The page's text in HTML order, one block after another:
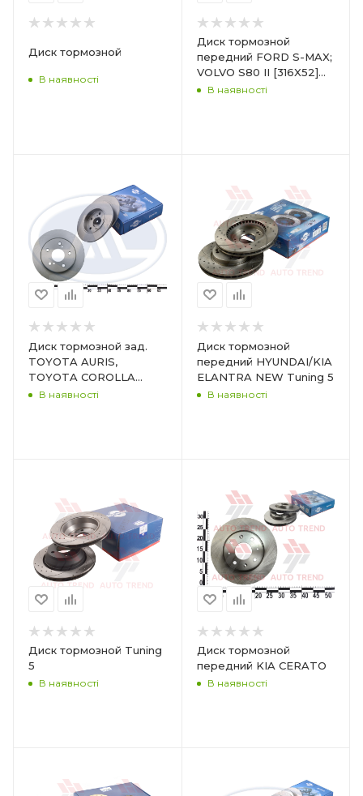
Диск тормозной
В наявності
Диск тормозной
передний FORD S-MAX;
VOLVO S80 II [316X52]
Tuning 5
В наявності
Диск тормозной зад.
TOYOTA AURIS,
TOYOTA COROLLA
[270X34]
В наявності
Диск тормозной
передний HYUNDAI/KIA
ELANTRA NEW Tuning 5
В наявності
Диск тормозной Tuning
5
В наявності
Диск тормозной
передний KIA CERATO
В наявності